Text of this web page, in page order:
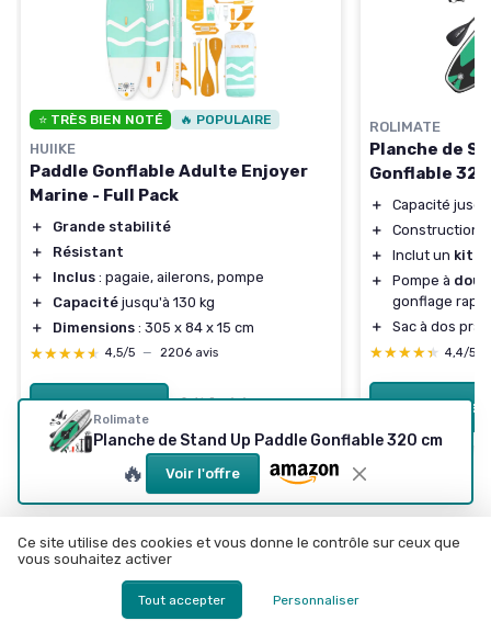
⭐ TRÈS BIEN NOTÉ 🔥 POPULAIRE
HUIIKE
Paddle Gonflable Adulte Enjoyer
Marine - Full Pack
＋
Grande stabilité
＋
Résistant
＋
Inclus : pagaie, ailerons, pompe
＋
Capacité jusqu'à 130 kg
＋
Dimensions : 305 x 84 x 15 cm
★★★★★
★★★★★ 4,5/5 — 2206 avis
Voir l'offre
ROLIMATE
Planche de
Gonflable 320
＋
Capacité
＋
Construction
＋
Inclut un kit
＋
Pompe à
gonflage
＋
Sac à dos
★★★★★
★★★★★ 4,4/5
Voir l'offre
Rolimate
Planche de Stand Up Paddle Gonflable 320 cm
🔥 Voir l'offre
Décembre 2023
Ce site utilise des cookies et vous donne le contrôle sur ceux que
vous souhaitez activer
Tout accepter Personnaliser